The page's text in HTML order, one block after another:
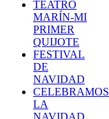
TEATRO
MARÍN-MI
PRIMER
QUIJOTE
FESTIVAL
DE
NAVIDAD
CELEBRAMOS
LA
NAVIDAD